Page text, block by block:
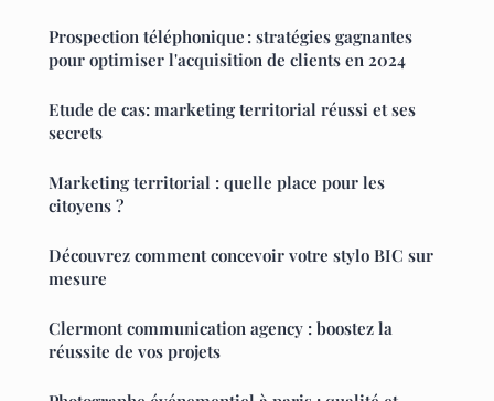
Prospection téléphonique : stratégies gagnantes
pour optimiser l'acquisition de clients en 2024
Etude de cas: marketing territorial réussi et ses
secrets
Marketing territorial : quelle place pour les
citoyens ?
Découvrez comment concevoir votre stylo BIC sur
mesure
Clermont communication agency : boostez la
réussite de vos projets